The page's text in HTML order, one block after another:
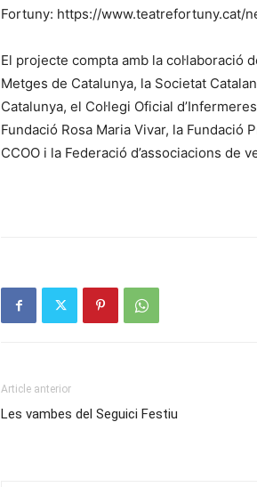
Fortuny: https://www.teatrefortuny.cat/
El projecte compta amb la col·laboració
Metges de Catalunya, la Societat
Catalunya, el Col·legi Oficial
Fundació Rosa Maria Vivar, la Fundació
CCOO i la Federació d’associacions de
Article anterior
Les vambes del Seguici Festiu